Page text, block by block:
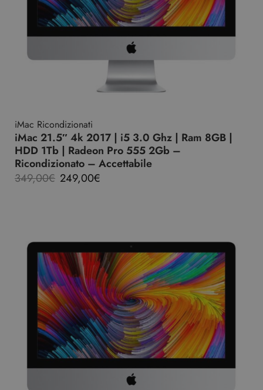
iMac Ricondizionati
iMac 21.5″ 4k 2017 | i5 3.0 Ghz | Ram 8GB |
HDD 1Tb | Radeon Pro 555 2Gb –
Ricondizionato – Accettabile
349,00€ 249,00€